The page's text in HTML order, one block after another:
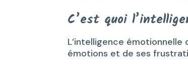
C’est quoi
L’intelligence
émotions et de ses